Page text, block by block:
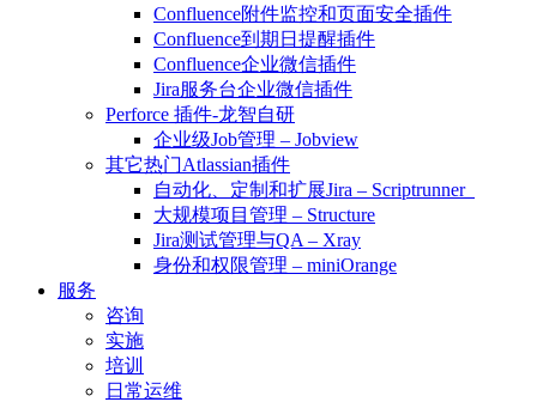
Confluence附件监控和页面安全插件
Confluence到期日提醒插件
Confluence企业微信插件
Jira服务台企业微信插件
Perforce 插件-龙智自研
企业级Job管理 – Jobview
其它热门Atlassian插件
自动化、定制和扩展Jira – Scriptrunner
大规模项目管理 – Structure
Jira测试管理与QA – Xray
身份和权限管理 – miniOrange
服务
咨询
实施
培训
日常运维